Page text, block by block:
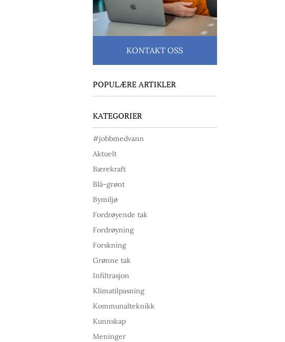
KONTAKT OSS
POPULÆRE ARTIKLER
KATEGORIER
#jobbmedvann
Aktuelt
Bærekraft
Blå-grønt
Bymiljø
Fordrøyende tak
Fordrøyning
Forskning
Grønne tak
Infiltrasjon
Klimatilpasning
Kommunalteknikk
Kunnskap
Meninger